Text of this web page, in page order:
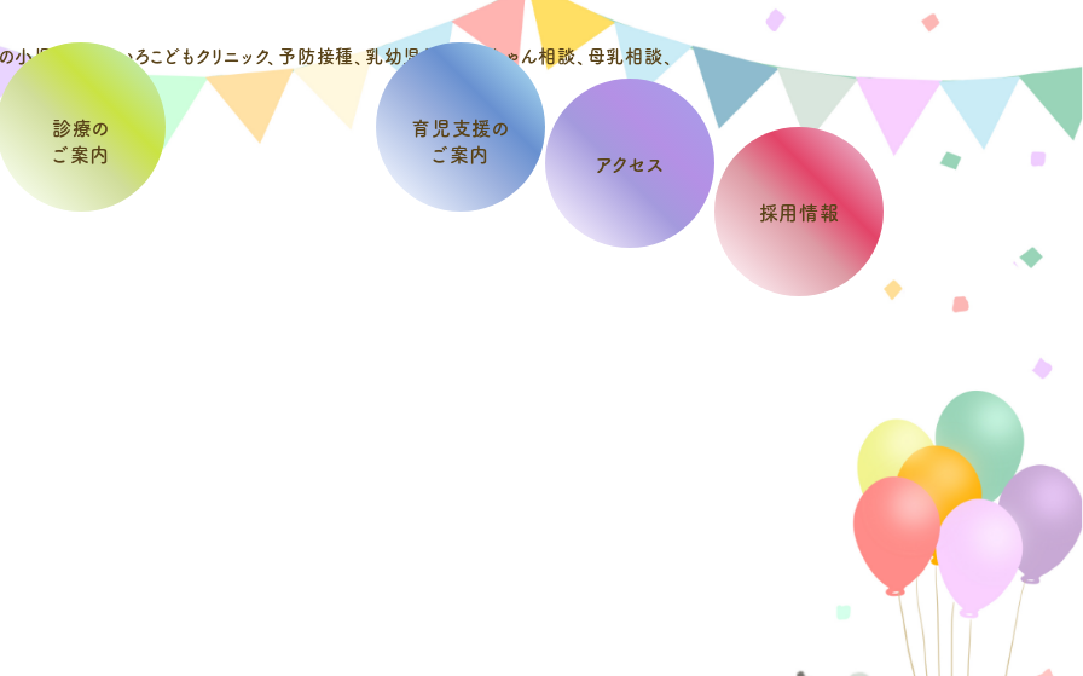
診療の
ご案内
育児支援の
ご案内
アクセス
採用情報